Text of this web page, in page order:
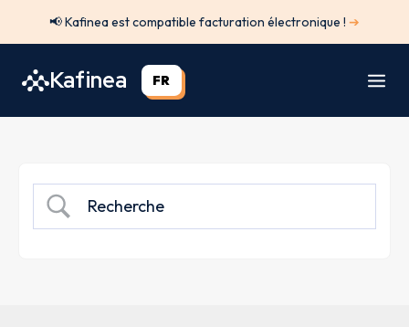
📢 Kafinea est compatible facturation électronique ! ➔
Kafinea FR